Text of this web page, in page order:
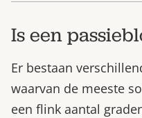
Is een
Er bestaan
waarvan de meeste
een flink aantal